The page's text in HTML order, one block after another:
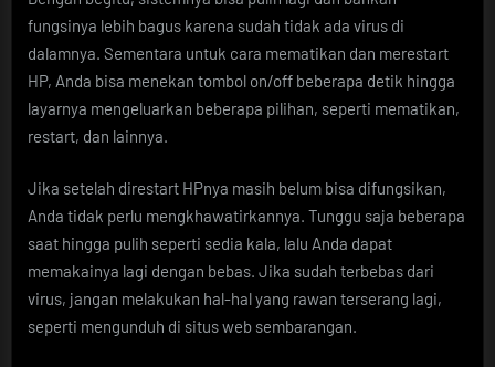
fungsinya lebih bagus karena sudah tidak ada virus di
dalamnya. Sementara untuk cara mematikan dan merestart
HP, Anda bisa menekan tombol on/off beberapa detik hingga
layarnya mengeluarkan beberapa pilihan, seperti mematikan,
restart, dan lainnya.
Jika setelah direstart HPnya masih belum bisa difungsikan,
Anda tidak perlu mengkhawatirkannya. Tunggu saja beberapa
saat hingga pulih seperti sedia kala, lalu Anda dapat
memakainya lagi dengan bebas. Jika sudah terbebas dari
virus, jangan melakukan hal-hal yang rawan terserang lagi,
seperti mengunduh di situs web sembarangan.